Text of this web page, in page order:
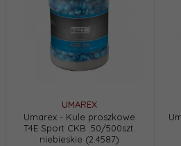
UMAREX
Umarex - Kule proszkowe
T4E Sport CKB .50/500szt.
niebieskie (2.4587)